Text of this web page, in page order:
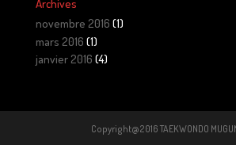
Archives
novembre 2016 (1)
mars 2016 (1)
janvier 2016 (4)
Copyright@2016 TAEKWONDO